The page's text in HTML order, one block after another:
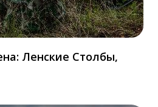
Ленские Столбы,